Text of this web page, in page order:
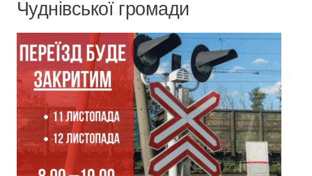
Чуднівської громади